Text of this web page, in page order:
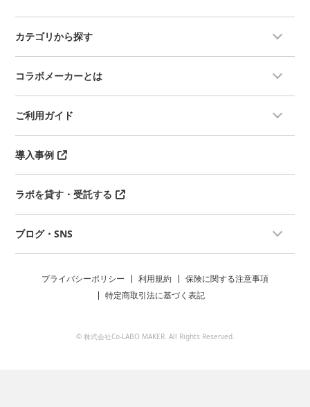
カテゴリから探す
コラボメーカーとは
ご利用ガイド
導入事例
ラボを貸す・受託する
ブログ・SNS
プライバシーポリシー 利用規約
保険に関する注意事項
特定商取引法に基づく表記
© 株式会社Co-LABO MAKER. All Rights Reserved.